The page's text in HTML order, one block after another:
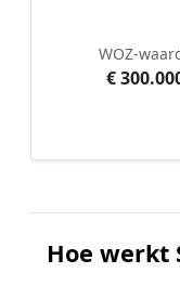
WOZ-
€
Hoe werkt